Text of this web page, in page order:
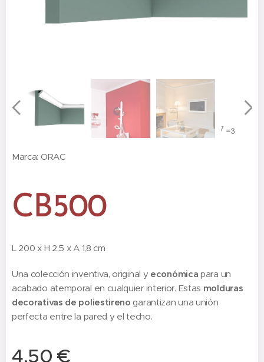
Marca: ORAC
CB500
L 200 x H 2,5 x A 1,8 cm
Una colección inventiva, original y económica para un
acabado atemporal en cualquier interior. Estas molduras
decorativas de poliestireno garantizan una unión
perfecta entre la pared y el techo.
4,50 €